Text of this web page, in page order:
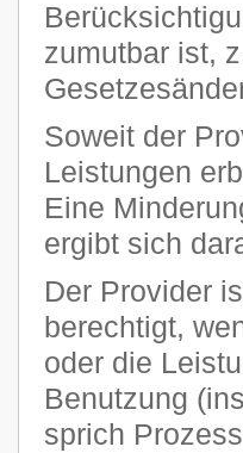
zumutbar ist,
Soweit der
Leistungen
Eine
ergibt sich
Der Provider
berechtigt,
oder die
Benutzung
sprich